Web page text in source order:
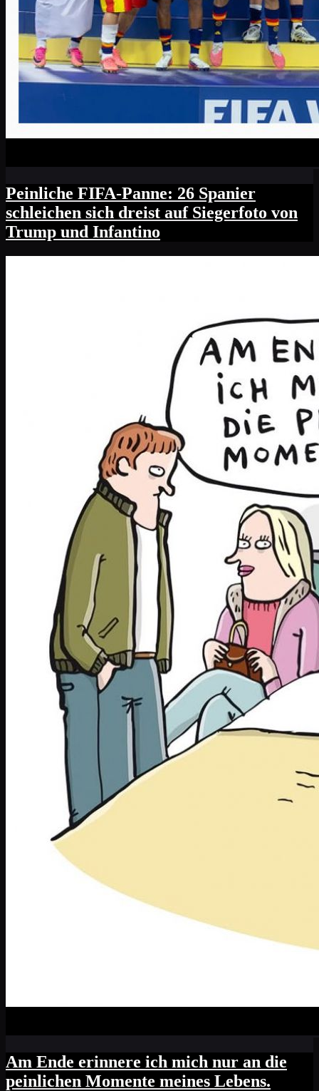
Peinliche FIFA-Panne: 26 Spanier
schleichen sich dreist auf Siegerfoto von
Trump und Infantino
Am Ende erinnere ich mich nur an die
peinlichen Momente meines Lebens.